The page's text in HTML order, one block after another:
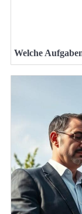
Welche